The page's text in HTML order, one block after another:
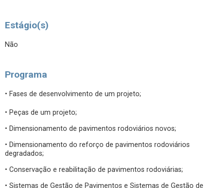
Estágio(s)
Não
Programa
• Fases de desenvolvimento de um projeto;
• Peças de um projeto;
• Dimensionamento de pavimentos rodoviários novos;
• Dimensionamento do reforço de pavimentos rodoviários
degradados;
• Conservação e reabilitação de pavimentos rodoviárias;
• Sistemas de Gestão de Pavimentos e Sistemas de Gestão de